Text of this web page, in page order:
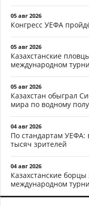
05 авг 2026
Конгресс УЕФА
05 авг 2026
Казахстанские
международном
05 авг 2026
Казахстан обыграл
мира по водному полу
04 авг 2026
По стандартам УЕФА:
тысяч зрителей
04 авг 2026
Казахстанские
международном